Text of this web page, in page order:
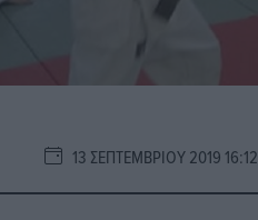
13 ΣΕΠΤΕΜΒΡΊΟΥ 2019 16:12